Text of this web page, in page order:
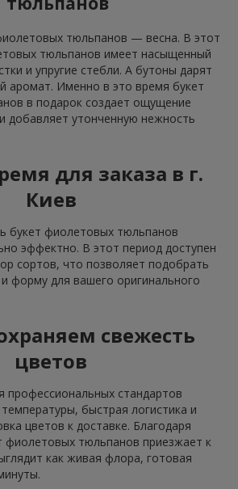
тюльпанов — весна. В этот
тюльпанов имеет насыщенный
и упругие стебли. А бутоны дарят
аромат. Именно в это время букет
в подарок создает ощущение
добавляет утонченную нежность
для заказа в г.
Киев
букет фиолетовых тюльпанов
эффектно. В этот период доступен
сортов, что позволяет подобрать
форму для вашего оригинального
свежесть
цветов
стандартов
быстрая логистика и
цветов к доставке. Благодаря
фиолетовых тюльпанов приезжает к
как живая флора, готовая